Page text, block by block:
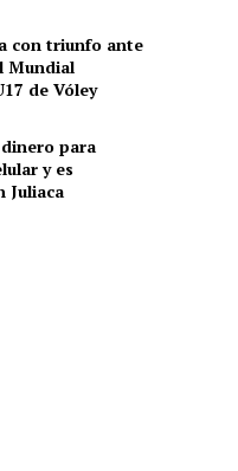
con triunfo ante
Mundial
de Vóley
para
y es
Juliaca